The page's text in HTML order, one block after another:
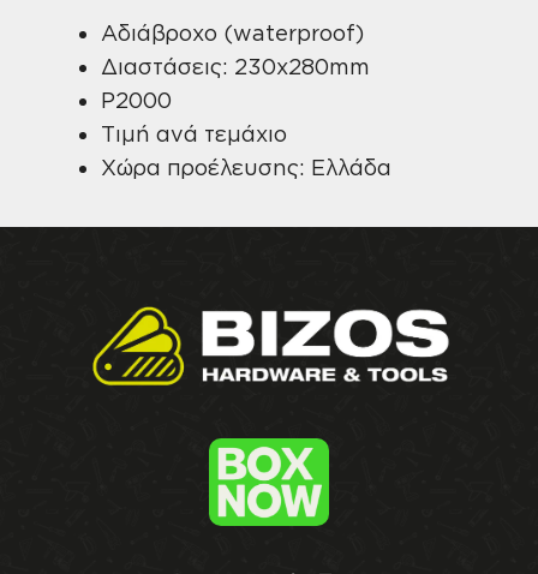
Αδιάβροχο (waterproof)
Διαστάσεις: 230x280mm
P2000
Τιμή ανά τεμάχιο
Χώρα προέλευσης: Ελλάδα